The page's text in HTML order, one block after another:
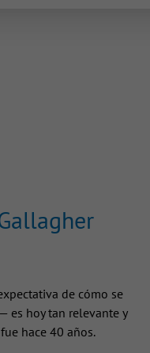
de cómo se
es hoy tan relevante y
hace 40 años.